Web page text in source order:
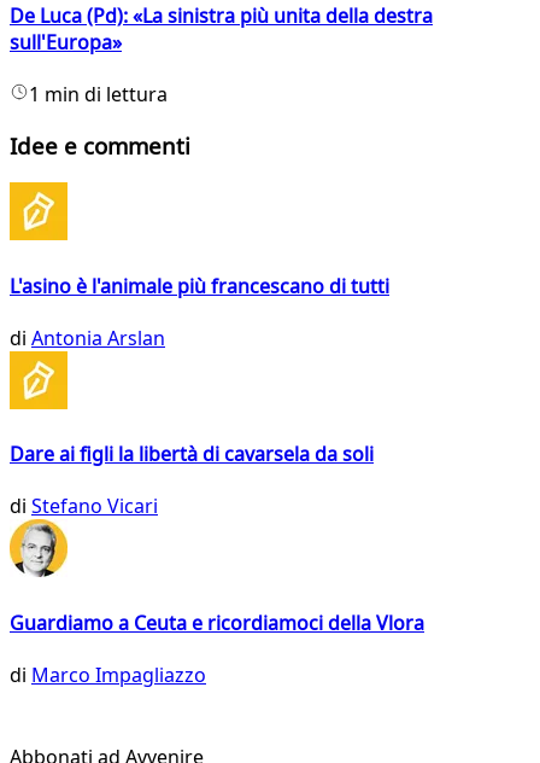
De Luca (Pd): «La sinistra più unita della destra
sull'Europa»
1 min di lettura
Idee e commenti
L'asino è l'animale più francescano di tutti
di Antonia Arslan
Dare ai figli la libertà di cavarsela da soli
di Stefano Vicari
Guardiamo a Ceuta e ricordiamoci della Vlora
di Marco Impagliazzo
Abbonati ad Avvenire